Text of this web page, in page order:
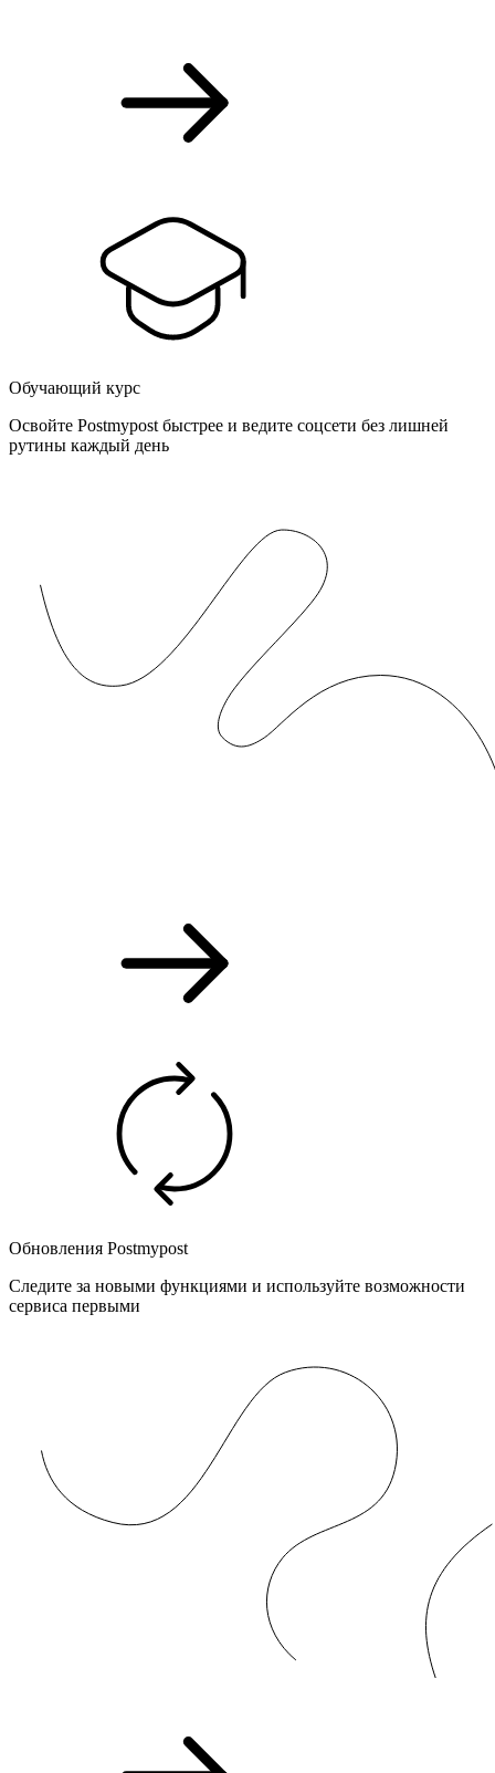
Обучающий курс
Освойте Postmypost быстрее и ведите соцсети без лишней
рутины каждый день
Обновления Postmypost
Следите за новыми функциями и используйте возможности
сервиса первыми